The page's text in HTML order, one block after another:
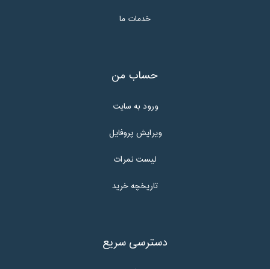
خدمات ما
حساب من
ورود به سایت
ویرایش پروفایل
لیست نمرات
تاریخچه خرید
دسترسی سریع